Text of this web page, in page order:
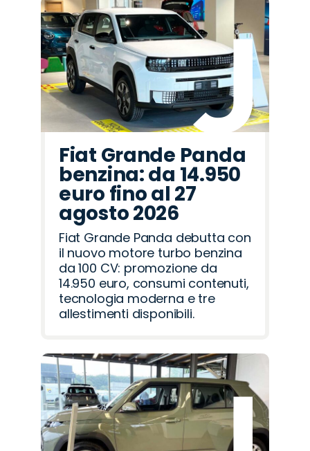
Fiat Grande Panda
benzina: da 14.950
euro fino al 27
agosto 2026
Fiat Grande Panda debutta con
il nuovo motore turbo benzina
da 100 CV: promozione da
14.950 euro, consumi contenuti,
tecnologia moderna e tre
allestimenti disponibili.